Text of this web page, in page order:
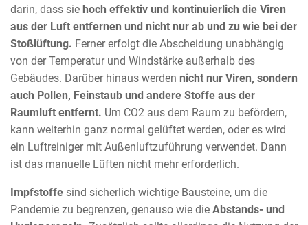
darin, dass sie hoch effektiv und kontinuierlich die Viren
aus der Luft entfernen und nicht nur ab und zu wie bei der
Stoßlüftung. Ferner erfolgt die Abscheidung unabhängig
von der Temperatur und Windstärke außerhalb des
Gebäudes. Darüber hinaus werden nicht nur Viren, sondern
auch Pollen, Feinstaub und andere Stoffe aus der
Raumluft entfernt. Um CO2 aus dem Raum zu befördern,
kann weiterhin ganz normal gelüftet werden, oder es wird
ein Luftreiniger mit Außenluftzuführung verwendet. Dann
ist das manuelle Lüften nicht mehr erforderlich.
Impfstoffe sind sicherlich wichtige Bausteine, um die
Pandemie zu begrenzen, genauso wie die Abstands- und